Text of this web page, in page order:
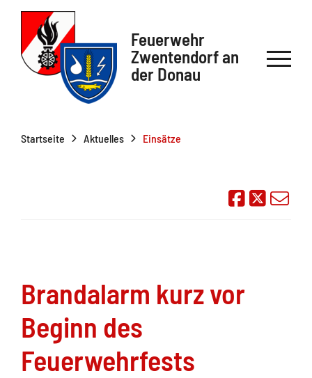
Feuerwehr
Zwentendorf an
der Donau
Startseite Aktuelles Einsätze
Auf
Brandalarm kurz vor
Beginn des
Feuerwehrfests